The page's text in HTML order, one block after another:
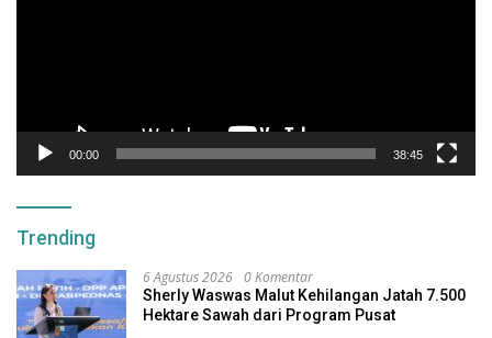
00:00 38:45
Trending
6 Agustus 2026 0 Komentar
Sherly Waswas Malut Kehilangan Jatah 7.500
Hektare Sawah dari Program Pusat